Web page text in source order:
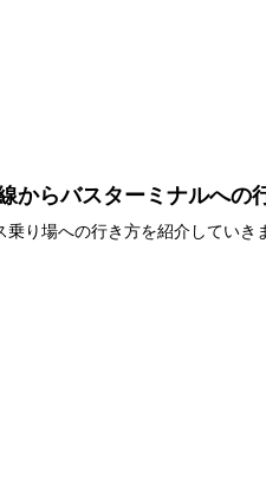
らバスターミナルへの
り場への行き方を紹介していき